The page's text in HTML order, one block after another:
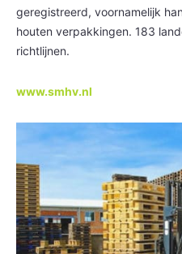
geregistreerd, voornamelijk
houten verpakkingen. 183
richtlijnen.
www.smhv.nl